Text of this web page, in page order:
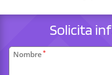
Solicita
Datos
personales
Nombre *